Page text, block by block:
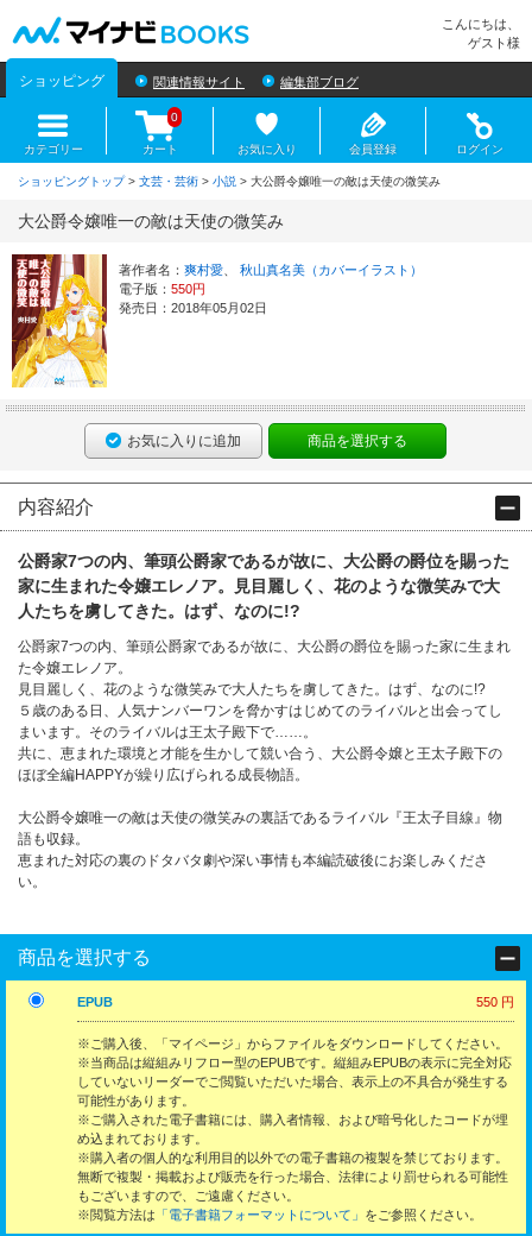
こんにちは、
ゲスト様
ショッピング 関連情報サイト 編集部ブログ
カテゴリー カート
0
お気に入り 会員登録 ログイン
ショッピングトップ> 文芸・芸術 > 小説 > 大公爵令嬢唯一の敵は天使の微笑み
大公爵令嬢唯一の敵は天使の微笑み
著作者名： 爽村愛
秋山真名美（カバーイラスト）
電子版： 550円
発売日：2018年05月02日
お気に入りに追加 商品を選択する
内容紹介
公爵家7つの内、筆頭公爵家であるが故に、大公爵の爵位を賜った
家に生まれた令嬢エレノア。見目麗しく、花のような微笑みで大
人たちを虜してきた。はず、なのに!?
公爵家7つの内、筆頭公爵家であるが故に、大公爵の爵位を賜った家に生まれ
た令嬢エレノア。
見目麗しく、花のような微笑みで大人たちを虜してきた。はず、なのに!?
５歳のある日、人気ナンバーワンを脅かすはじめてのライバルと出会ってし
まいます。そのライバルは王太子殿下で……。
共に、恵まれた環境と才能を生かして競い合う、大公爵令嬢と王太子殿下の
ほぼ全編HAPPYが繰り広げられる成長物語。
大公爵令嬢唯一の敵は天使の微笑みの裏話であるライバル『王太子目線』物
語も収録。
恵まれた対応の裏のドタバタ劇や深い事情も本編読破後にお楽しみくださ
い。
商品を選択する
EPUB 550 円
※ご購入後、「マイページ」からファイルをダウンロードしてください。
※当商品は縦組みリフロー型のEPUBです。縦組みEPUBの表示に完全対応
していないリーダーでご閲覧いただいた場合、表示上の不具合が発生する
可能性があります。
※ご購入された電子書籍には、購入者情報、および暗号化したコードが埋
め込まれております。
※購入者の個人的な利用目的以外での電子書籍の複製を禁じております。
無断で複製・掲載および販売を行った場合、法律により罰せられる可能性
もございますので、ご遠慮ください。
※閲覧方法は 「電子書籍フォーマットについて」 をご参照ください。